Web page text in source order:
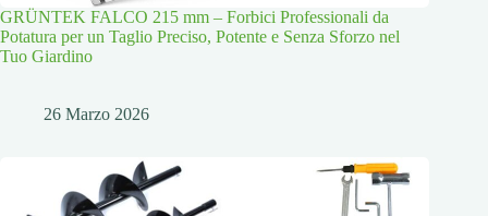
GRÜNTEK FALCO 215 mm – Forbici Professionali da
Potatura per un Taglio Preciso, Potente e Senza Sforzo nel
Tuo Giardino
26 Marzo 2026